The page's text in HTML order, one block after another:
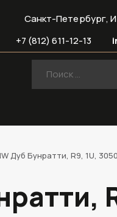
Санкт-Петербург,
+7 (812) 611-12-13
Дуб Бунратти, R9, 1U,